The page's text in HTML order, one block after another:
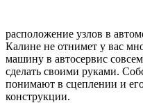
расположение узлов в
Калине не отнимет у вас
машину в автосервис
сделать своими руками.
понимают в сцеплении и
конструкции.